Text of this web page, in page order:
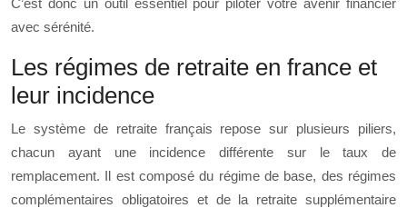
C’est donc un outil essentiel pour piloter votre avenir financier
avec sérénité.
Les régimes de retraite en france et
leur incidence
Le système de retraite français repose sur plusieurs piliers,
chacun ayant une incidence différente sur le taux de
remplacement. Il est composé du régime de base, des régimes
complémentaires obligatoires et de la retraite supplémentaire